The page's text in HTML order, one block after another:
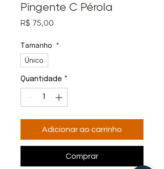
Pingente C Pérola
R$ 75,00
Tamanho *
Único
Quantidade *
Adicionar ao carrinho
Comprar